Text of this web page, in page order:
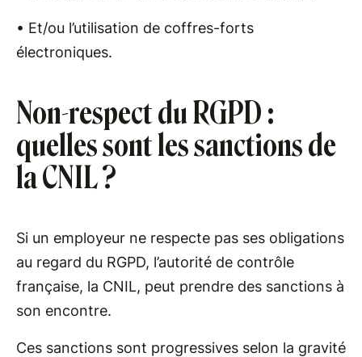
• Et/ou l’utilisation de coffres-forts
électroniques.
Non-respect du RGPD :
quelles sont les sanctions de
la CNIL ?
Si un employeur ne respecte pas ses obligations
au regard du RGPD, l’autorité de contrôle
française, la CNIL, peut prendre des sanctions à
son encontre.
Ces sanctions sont progressives selon la gravité